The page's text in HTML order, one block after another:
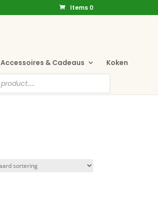
Items 0
Accessoires & Cadeaus Koken